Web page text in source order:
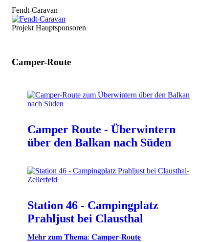
Fendt-Caravan
Projekt Hauptsponsoren
Camper-Route
Camper Route - Überwintern
über den Balkan nach Süden
Station 46 - Campingplatz
Prahljust bei Clausthal
𝐌𝐞𝐡𝐫 𝐳𝐮𝐦 𝐓𝐡𝐞𝐦𝐚: 𝐂𝐚𝐦𝐩𝐞𝐫-𝐑𝐨𝐮𝐭𝐞